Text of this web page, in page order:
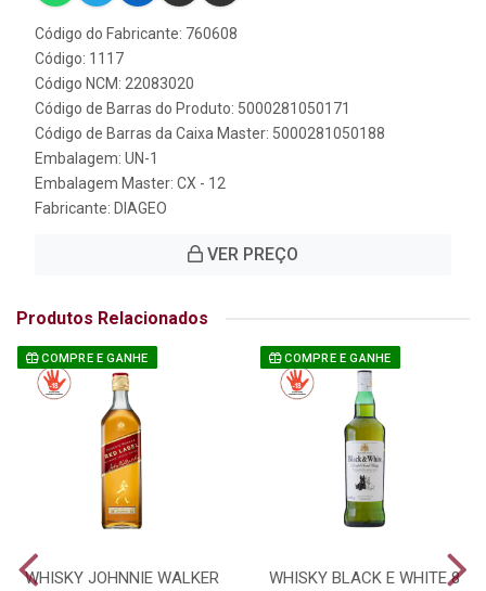
Código do Fabricante: 760608
Código: 1117
Código NCM: 22083020
Código de Barras do Produto: 5000281050171
Código de Barras da Caixa Master: 5000281050188
Embalagem: UN-1
Embalagem Master: CX - 12
Fabricante: DIAGEO
VER PREÇO
Produtos Relacionados
COMPRE E GANHE
WHISKY JOHNNIE WALKER
COMPRE E GANHE
WHISKY BLACK E WHITE 8